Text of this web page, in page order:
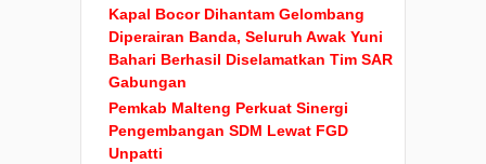
Kapal Bocor Dihantam Gelombang
Diperairan Banda, Seluruh Awak Yuni
Bahari Berhasil Diselamatkan Tim SAR
Gabungan
Pemkab Malteng Perkuat Sinergi
Pengembangan SDM Lewat FGD
Unpatti